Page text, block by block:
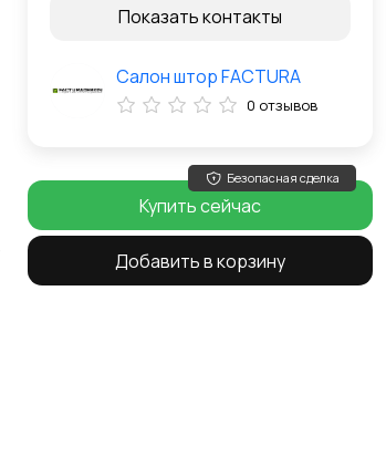
Показать контакты
Салон штор FACTURA
0 отзывов
Безопасная сделка
Купить сейчас
Добавить в корзину